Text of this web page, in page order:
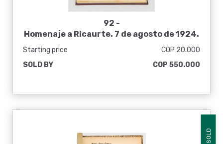
92 -
Homenaje a Ricaurte. 7 de agosto de 1924.
Inauguración del monumento erigido en
Bogotá al héroe de San Mateo: por
disposición de la Ley 40 de 1913; escultor
Starting price
COP 20.000
SOLD BY
COP 550.000
SOLD